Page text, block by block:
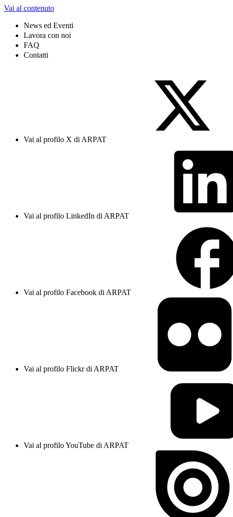
Vai al contenuto
News ed Eventi
Lavora con noi
FAQ
Contatti
Vai al profilo X di ARPAT
Vai al profilo LinkedIn di ARPAT
Vai al profilo Facebook di ARPAT
Vai al profilo Flickr di ARPAT
Vai al profilo YouTube di ARPAT